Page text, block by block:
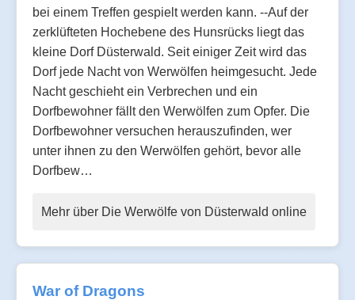
bei einem Treffen gespielt werden kann. --Auf der
zerklüfteten Hochebene des Hunsrücks liegt das
kleine Dorf Düsterwald. Seit einiger Zeit wird das
Dorf jede Nacht von Werwölfen heimgesucht. Jede
Nacht geschieht ein Verbrechen und ein
Dorfbewohner fällt den Werwölfen zum Opfer. Die
Dorfbewohner versuchen herauszufinden, wer
unter ihnen zu den Werwölfen gehört, bevor alle
Dorfbew…
Mehr über Die Werwölfe von Düsterwald online
War of Dragons